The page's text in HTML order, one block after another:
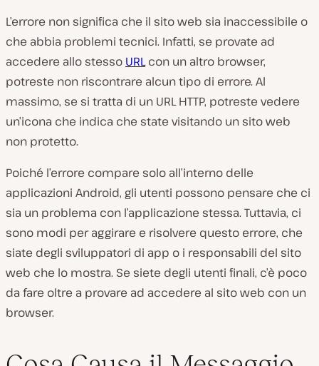
L’errore non significa che il sito web sia inaccessibile o
che abbia problemi tecnici. Infatti, se provate ad
accedere allo stesso URLcon un altro browser,
potreste non riscontrare alcun tipo di errore. Al
massimo, se si tratta di un URL HTTP, potreste vedere
un’icona che indica che state visitando un sito web
non protetto.
Poiché l’errore compare solo all’interno delle
applicazioni Android, gli utenti possono pensare che ci
sia un problema con l’applicazione stessa. Tuttavia, ci
sono modi per aggirare e risolvere questo errore, che
siate degli sviluppatori di app o i responsabili del sito
web che lo mostra. Se siete degli utenti finali, c’è poco
da fare oltre a provare ad accedere al sito web con un
browser.